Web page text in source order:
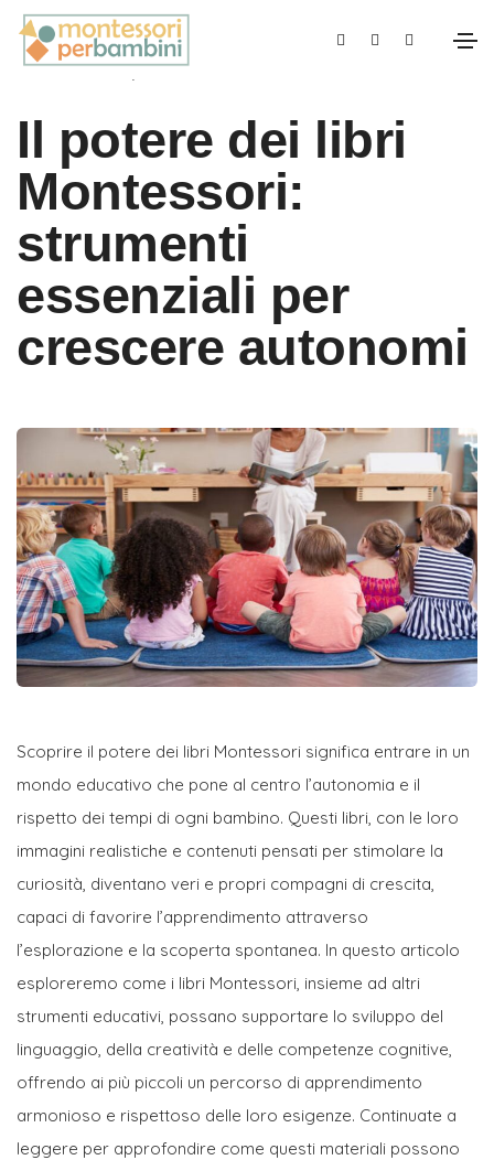
Novembre 4, 2025
Il potere dei libri
Montessori:
strumenti
essenziali per
crescere autonomi
Scoprire il potere dei libri Montessori significa entrare in un
mondo educativo che pone al centro l’autonomia e il
rispetto dei tempi di ogni bambino. Questi libri, con le loro
immagini realistiche e contenuti pensati per stimolare la
curiosità, diventano veri e propri compagni di crescita,
capaci di favorire l’apprendimento attraverso
l’esplorazione e la scoperta spontanea. In questo articolo
esploreremo come i libri Montessori, insieme ad altri
strumenti educativi, possano supportare lo sviluppo del
linguaggio, della creatività e delle competenze cognitive,
offrendo ai più piccoli un percorso di apprendimento
armonioso e rispettoso delle loro esigenze. Continuate a
leggere per approfondire come questi materiali possono